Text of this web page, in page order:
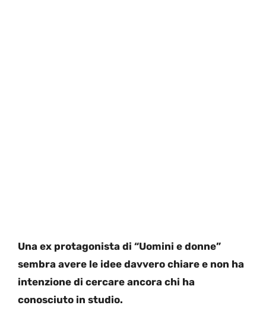
Una ex protagonista di “Uomini e donne”
sembra avere le idee davvero chiare e non ha
intenzione di cercare ancora chi ha
conosciuto in studio.